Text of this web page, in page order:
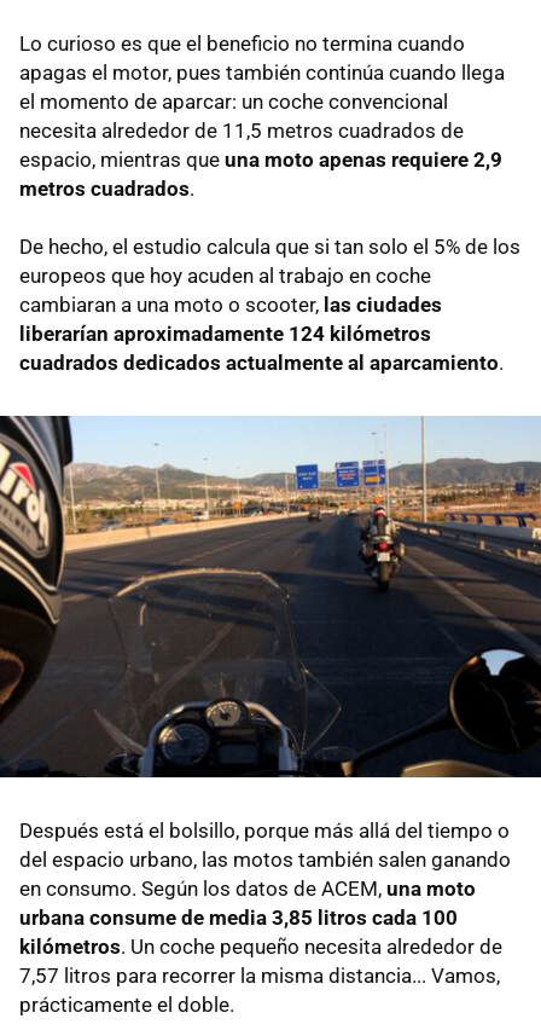
Lo curioso es que el beneficio no termina cuando
apagas el motor, pues también continúa cuando llega
el momento de aparcar: un coche convencional
necesita alrededor de 11,5 metros cuadrados de
espacio, mientras que una moto apenas requiere 2,9
metros cuadrados.
De hecho, el estudio calcula que si tan solo el 5% de los
europeos que hoy acuden al trabajo en coche
cambiaran a una moto o scooter, las ciudades
liberarían aproximadamente 124 kilómetros
cuadrados dedicados actualmente al aparcamiento.
Después está el bolsillo, porque más allá del tiempo o
del espacio urbano, las motos también salen ganando
en consumo. Según los datos de ACEM, una moto
urbana consume de media 3,85 litros cada 100
kilómetros. Un coche pequeño necesita alrededor de
7,57 litros para recorrer la misma distancia... Vamos,
prácticamente el doble.